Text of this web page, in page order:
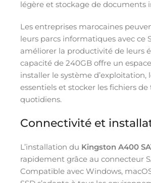
légère et stockage de documents
Les entreprises marocaines
leurs parcs informatiques avec ce
améliorer la productivité de leurs
capacité de 240GB offre un
installer le système d’exploitation,
essentiels et stocker les fichiers de
quotidiens.
Connectivité et
L’installation du Kingston A400
rapidement grâce au connecteur
Compatible avec Windows,